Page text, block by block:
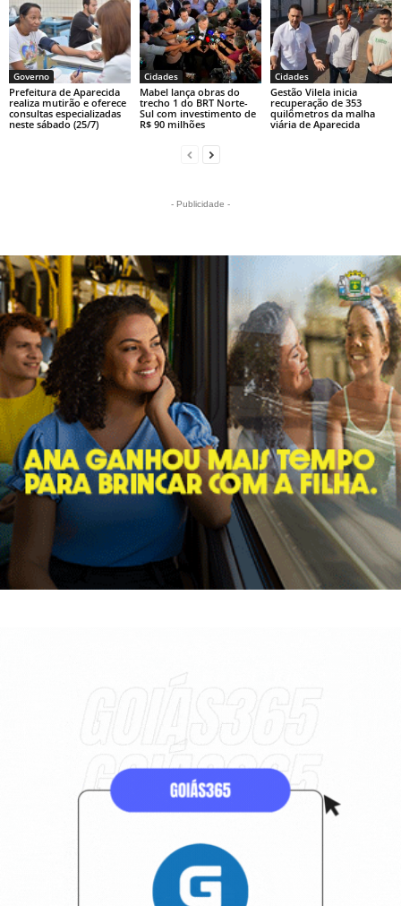
Governo
Prefeitura de Aparecida
realiza mutirão e oferece
consultas especializadas
neste sábado (25/7)
Cidades
Mabel lança obras do
trecho 1 do BRT Norte-
Sul com investimento de
R$ 90 milhões
Cidades
Gestão Vilela inicia
recuperação de 353
quilômetros da malha
viária de Aparecida
- Publicidade -